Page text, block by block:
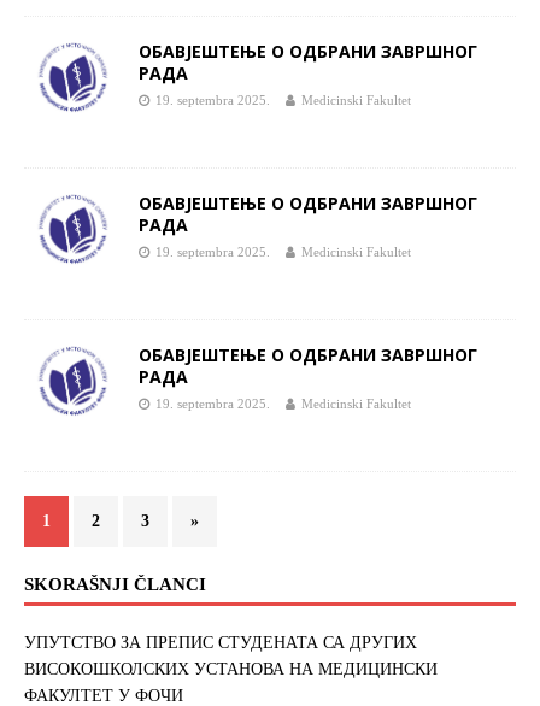
ОБАВЈЕШТЕЊЕ О ОДБРАНИ ЗАВРШНОГ
РАДА
19. septembra 2025. Medicinski Fakultet
ОБАВЈЕШТЕЊЕ О ОДБРАНИ ЗАВРШНОГ
РАДА
19. septembra 2025. Medicinski Fakultet
ОБАВЈЕШТЕЊЕ О ОДБРАНИ ЗАВРШНОГ
РАДА
19. septembra 2025. Medicinski Fakultet
1 2 3 »
SKORAŠNJI ČLANCI
УПУТСТВО ЗА ПРЕПИС СТУДЕНАТА СА ДРУГИХ
ВИСОКОШКОЛСКИХ УСТАНОВА НА МЕДИЦИНСКИ
ФАКУЛТЕТ У ФОЧИ